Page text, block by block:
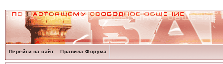
Перейти на сайт Правила Форума